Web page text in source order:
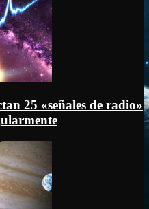
25 «señales de radio»